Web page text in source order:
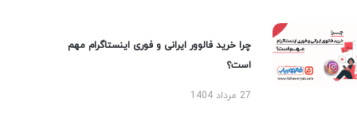
چرا خرید فالوور ایرانی و فوری اینستاگرام مهم
است؟
27 مرداد 1404